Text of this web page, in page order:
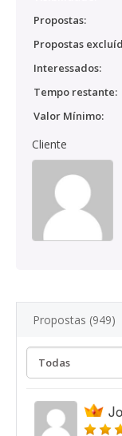
Propostas:
Propostas
Interessados:
Tempo restante:
Valor Mínimo:
Cliente
Propostas (949)